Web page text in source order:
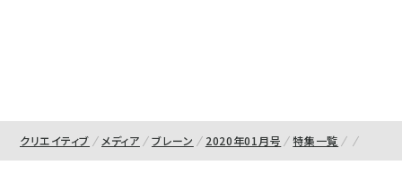
クリエイティブ メディア ブレーン 2020年01月号 特集一覧